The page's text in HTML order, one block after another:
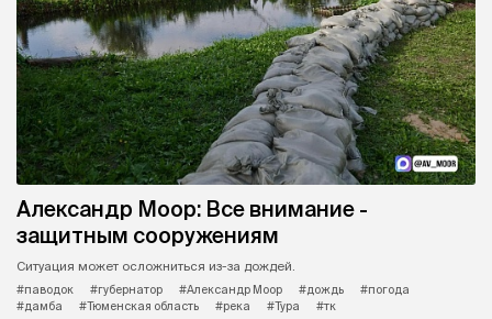
Александр Моор: Все внимание -
защитным сооружениям
Ситуация может осложниться из-за дождей.
#паводок
#губернатор #Александр Моор #дождь
#погода
#дамба
#Тюменская область #река #Тура #тк